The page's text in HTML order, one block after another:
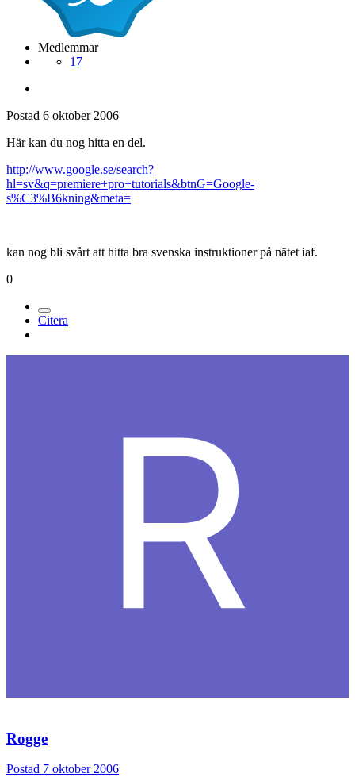
Medlemmar
17
Postad 6 oktober 2006
Här kan du nog hitta en del.
http://www.google.se/search?
hl=sv&q=premiere+pro+tutorials&btnG=Google-
s%C3%B6kning&meta=
kan nog bli svårt att hitta bra svenska instruktioner på nätet iaf.
0
Citera